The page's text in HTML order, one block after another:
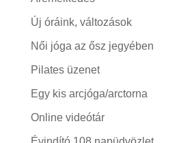
Új óráink, változások
Női jóga az ősz jegyében
Pilates üzenet
Egy kis arcjóga/arctorna
Online videótár